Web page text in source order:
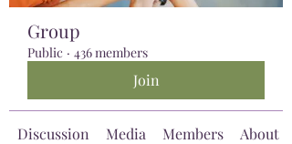
Group
Public · 436 members
Join
Discussion Media Members About